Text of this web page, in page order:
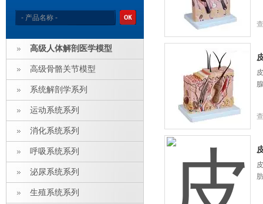
高级人体解剖医学模型
高级骨骼关节模型
系统解剖学系列
运动系统系列
消化系统系列
呼吸系统系列
泌尿系统系列
生殖系统系列